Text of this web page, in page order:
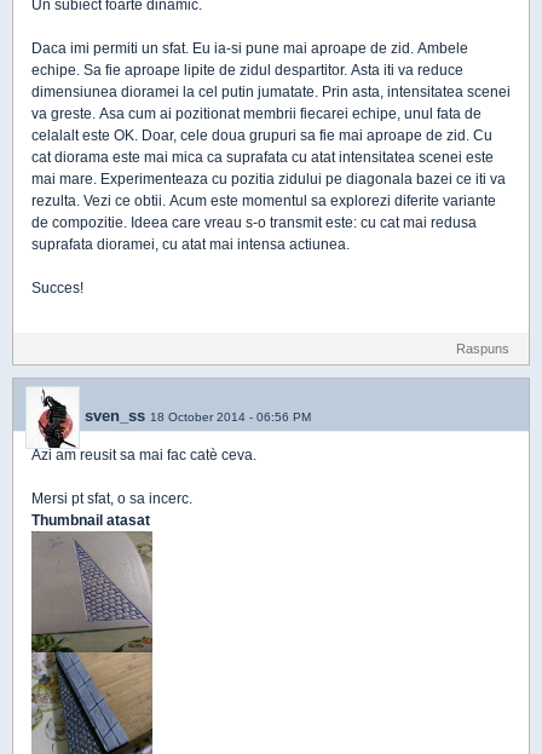
Un subiect foarte dinamic.
Daca imi permiti un sfat. Eu ia-si pune mai aproape de zid. Ambele
echipe. Sa fie aproape lipite de zidul despartitor. Asta iti va reduce
dimensiunea dioramei la cel putin jumatate. Prin asta, intensitatea scenei
va greste. Asa cum ai pozitionat membrii fiecarei echipe, unul fata de
celalalt este OK. Doar, cele doua grupuri sa fie mai aproape de zid. Cu
cat diorama este mai mica ca suprafata cu atat intensitatea scenei este
mai mare. Experimenteaza cu pozitia zidului pe diagonala bazei ce iti va
rezulta. Vezi ce obtii. Acum este momentul sa explorezi diferite variante
de compozitie. Ideea care vreau s-o transmit este: cu cat mai redusa
suprafata dioramei, cu atat mai intensa actiunea.
Succes!
Raspuns
sven_ss 18 October 2014 - 06:56 PM
Azi am reusit sa mai fac catè ceva.
Mersi pt sfat, o sa incerc.
Thumbnail atasat